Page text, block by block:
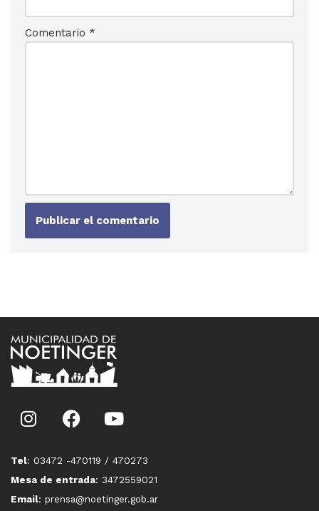
Comentario *
Tel: 03472 -470119 / 470273
Mesa de entrada: 3472559021
Email: prensa@noetinger.gob.ar